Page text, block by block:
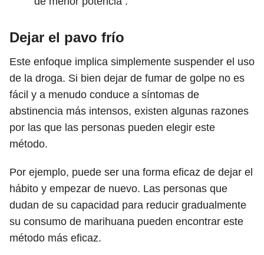
Dejar el pavo frío
Este enfoque implica simplemente suspender el uso
de la droga. Si bien dejar de fumar de golpe no es
fácil y a menudo conduce a síntomas de
abstinencia más intensos, existen algunas razones
por las que las personas pueden elegir este
método.
Por ejemplo, puede ser una forma eficaz de dejar el
hábito y empezar de nuevo. Las personas que
dudan de su capacidad para reducir gradualmente
su consumo de marihuana pueden encontrar este
método más eficaz.